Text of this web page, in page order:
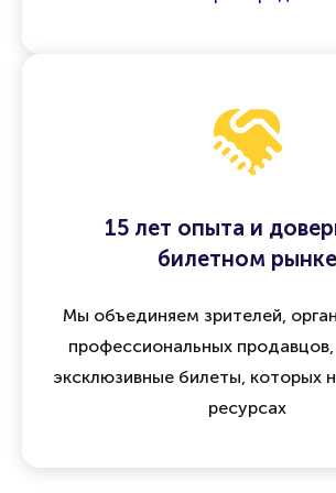
15 лет опыта и
билетном рынке
Мы объединяем зрителей,
профессиональных продавцов,
эксклюзивные билеты, которых
ресурсах